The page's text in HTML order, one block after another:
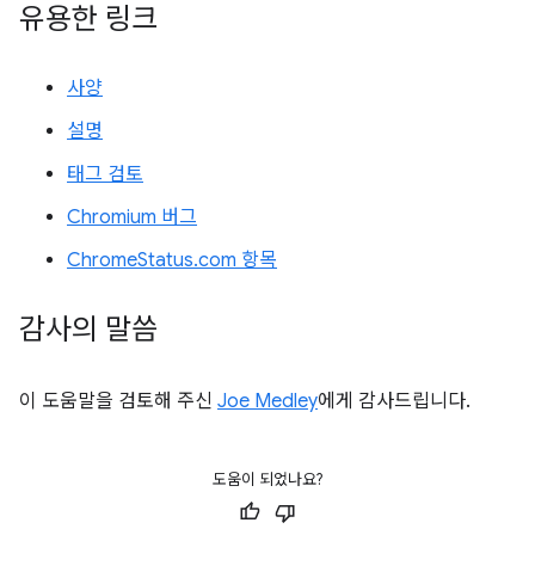
유용한 링크
사양
설명
태그 검토
Chromium 버그
ChromeStatus.com 항목
감사의 말씀
이 도움말을 검토해 주신 Joe Medley에게 감사드립니다.
도움이 되었나요?